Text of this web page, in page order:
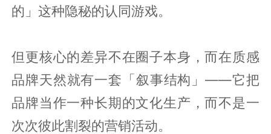
的」这种隐秘的认同游戏。
但更核心的差异不在圈子本身，而在质感
品牌天然就有一套「叙事结构」——它把
品牌当作一种长期的文化生产，而不是一
次次彼此割裂的营销活动。